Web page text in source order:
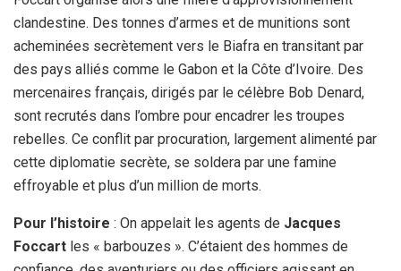
clandestine. Des tonnes d’armes et de munitions sont
acheminées secrètement vers le Biafra en transitant par
des pays alliés comme le Gabon et la Côte d’Ivoire. Des
mercenaires français, dirigés par le célèbre Bob Denard,
sont recrutés dans l’ombre pour encadrer les troupes
rebelles. Ce conflit par procuration, largement alimenté par
cette diplomatie secrète, se soldera par une famine
effroyable et plus d’un million de morts.
Pour l’histoire : On appelait les agents de Jacques
Foccart les « barbouzes ». C’étaient des hommes de